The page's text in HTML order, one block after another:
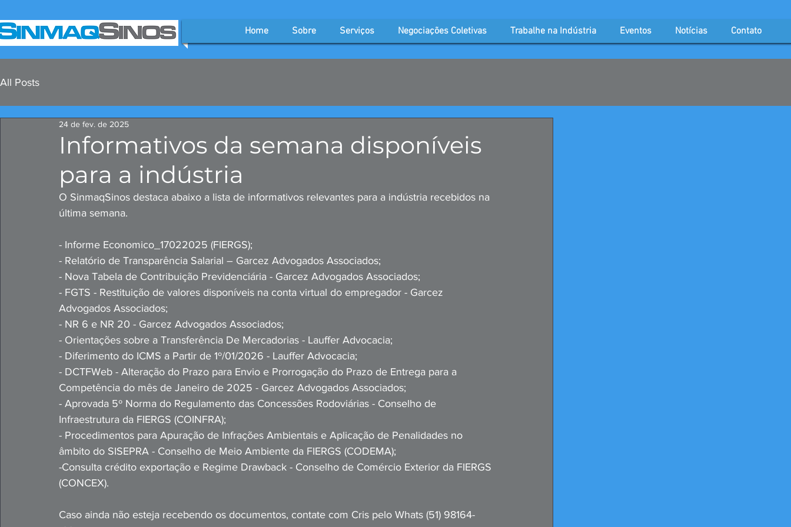
Home Sobre Serviços Negociações Coletivas Trabalhe na Indústria Eventos Notícias Contato
All Posts
Informativos da semana disponíveis
para a indústria
24 de fev. de 2025
O SinmaqSinos destaca abaixo a lista de informativos relevantes para a indústria recebidos na
última semana.
- Informe Economico_17022025 (FIERGS);
- Relatório de Transparência Salarial – Garcez Advogados Associados;
- Nova Tabela de Contribuição Previdenciária - Garcez Advogados Associados;
- FGTS - Restituição de valores disponíveis na conta virtual do empregador - Garcez
Advogados Associados;
- NR 6 e NR 20 - Garcez Advogados Associados;
- Orientações sobre a Transferência De Mercadorias - Lauffer Advocacia;
- Diferimento do ICMS a Partir de 1º/01/2026 - Lauffer Advocacia;
- DCTFWeb - Alteração do Prazo para Envio e Prorrogação do Prazo de Entrega para a
Competência do mês de Janeiro de 2025 - Garcez Advogados Associados;
- Aprovada 5º Norma do Regulamento das Concessões Rodoviárias - Conselho de
Infraestrutura da FIERGS (COINFRA);
- Procedimentos para Apuração de Infrações Ambientais e Aplicação de Penalidades no
âmbito do SISEPRA - Conselho de Meio Ambiente da FIERGS (CODEMA);
-Consulta crédito exportação e Regime Drawback - Conselho de Comércio Exterior da FIERGS
(CONCEX).
Caso ainda não esteja recebendo os documentos, contate com Cris pelo Whats (51) 98164-